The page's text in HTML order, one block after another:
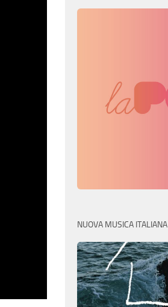
NUOVA MUSICA ITALIANA